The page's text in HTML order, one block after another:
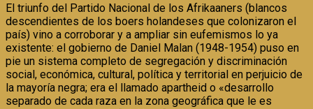
El triunfo del Partido Nacional de los Afrikaaners (blancos
descendientes de los boers holandeses que colonizaron el
país) vino a corroborar y a ampliar sin eufemismos lo ya
existente: el gobierno de Daniel Malan (1948-1954) puso en
pie un sistema completo de segregación y discriminación
social, económica, cultural, política y territorial en perjuicio de
la mayoría negra; era el llamado apartheid o «desarrollo
separado de cada raza en la zona geográfica que le es